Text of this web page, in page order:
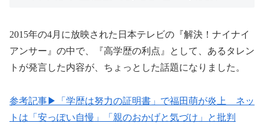
2015年の4月に放映された日本テレビの『解決！ナイナイ
アンサー』の中で、『高学歴の利点』として、あるタレン
トが発言した内容が、ちょっとした話題になりました。
参考記事▶「学歴は努力の証明書」で福田萌が炎上 ネッ
トは「安っぽい自慢」「親のおかげと気づけ」と批判